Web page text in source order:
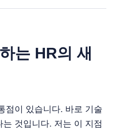
는 HR의 새
점이 있습니다. 바로 기술
것입니다. 저는 이 지점